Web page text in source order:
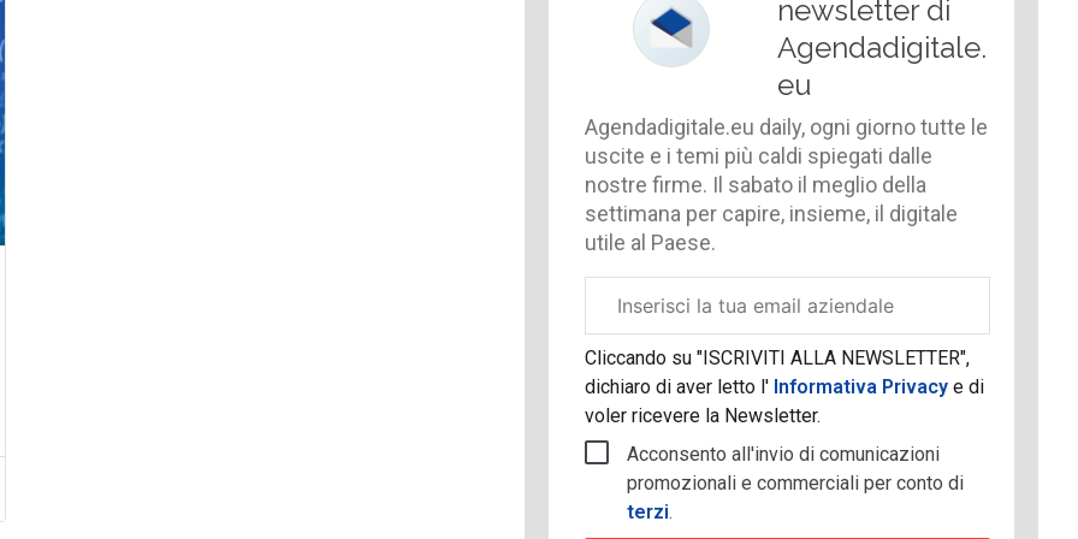
newsletter di
Agendadigitale.
eu
Agendadigitale.eu daily, ogni giorno tutte le
uscite e i temi più caldi spiegati dalle
nostre firme. Il sabato il meglio della
settimana per capire, insieme, il digitale
utile al Paese.
aziendale
Cliccando su "ISCRIVITI ALLA NEWSLETTER",
dichiaro di aver letto l' Informativa Privacye di
voler ricevere la Newsletter.
Acconsento all'invio di comunicazioni
promozionali e commerciali per conto di
terzi.